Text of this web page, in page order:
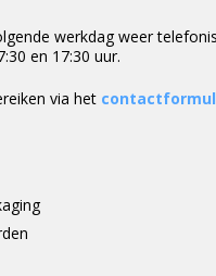
werkdag weer
en 17:30 uur.
via het